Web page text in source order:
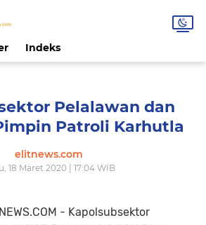
Indeks
Pelalawan dan
Patroli Karhutla
elitnews.com
18 Maret 2020 | 17:04 WIB
- Kapolsubsektor